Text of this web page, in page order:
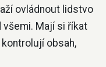
ovládnout lidstvo
všemi. Mají si říkat
obsah,